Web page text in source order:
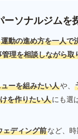
ーソナルジムを
運動の進め方を一人で
理を相談しながら取
ーを組みたい人や、
を作りたい人にも選
ェディング前など、